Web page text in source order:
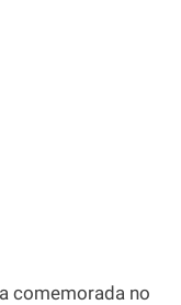
comemorada no